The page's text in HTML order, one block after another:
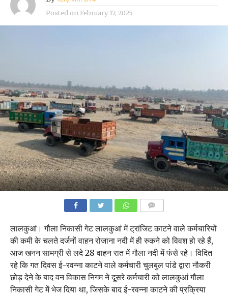
Posted on February 17, 2025
लालकुआं। गौला निकासी गेट लालकुआं में ट्रांजिट काटने वाले कर्मचारियों
की कमी के चलते दर्जनों वाहन रोजाना नदी में ही रुकने को विवश हो रहे हैं,
आज खनन सामग्री से लदे 28 वाहन रात में गौला नदी में फंसे रहे। विदित
रहे कि गत दिवस ई-रवन्ना काटने वाले कर्मचारी चुलबुल पांडे द्वारा नौकरी
छोड़ देने के बाद वन विकास निगम ने दूसरे कर्मचारी को लालकुआं गौला
निकासी गेट में भेज दिया था, जिसके बाद ई-रवन्ना काटने की प्रक्रिया